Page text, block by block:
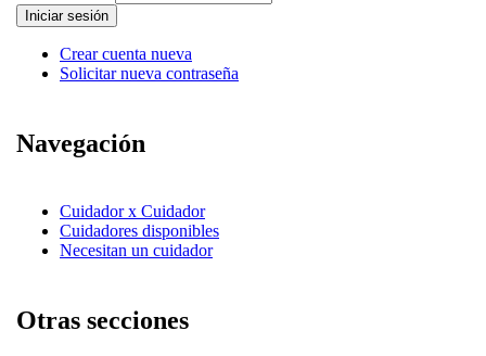
Crear cuenta nueva
Solicitar nueva contraseña
Navegación
Cuidador x Cuidador
Cuidadores disponibles
Necesitan un cuidador
Otras secciones